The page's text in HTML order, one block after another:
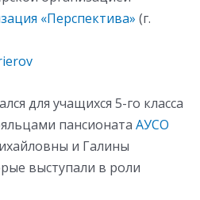
«Перспектива» (г.
для учащихся 5-го класса
пансионата АУСО
и Галины
выступали в роли